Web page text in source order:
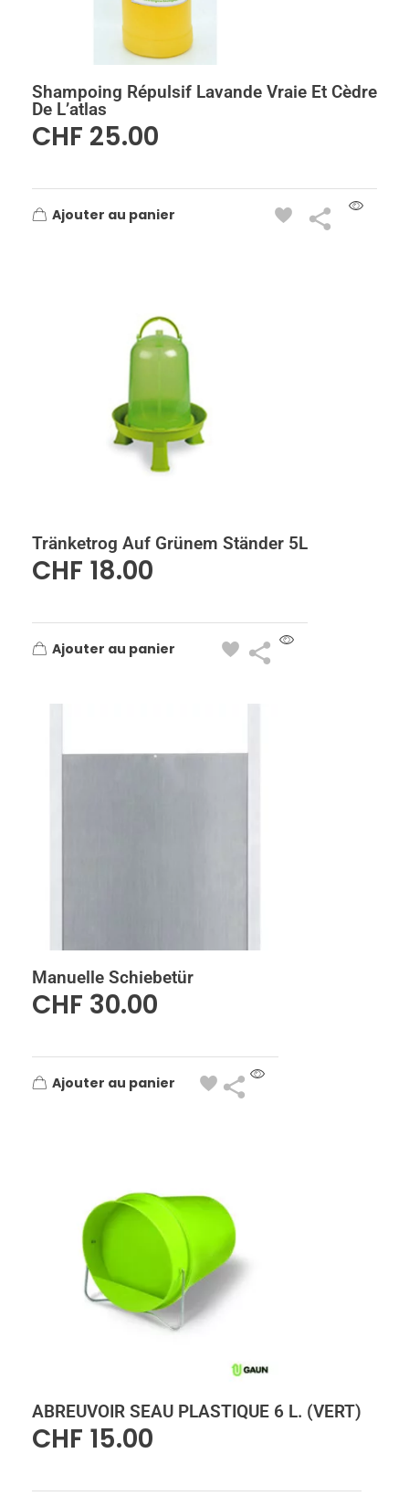
Shampoing Répulsif Lavande Vraie Et Cèdre
De L’atlas
CHF 25.00
Ajouter au panier
Tränketrog Auf Grünem Ständer 5L
CHF 18.00
Ajouter au panier
Manuelle Schiebetür
CHF 30.00
Ajouter au panier
ABREUVOIR SEAU PLASTIQUE 6 L. (VERT)
CHF 15.00